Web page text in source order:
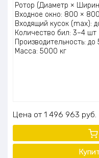
Ротор (Диаметр ×
Входное окно: 800 ×
Входящий кусок (max):
Количество бил: 3–4 шт
Производительность: до
Масса: 5000 кг
Цена 1 496 963 руб.